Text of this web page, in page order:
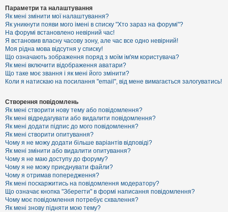
м
и
б
е
з
в
і
д
п
о
в
і
е
й
А
к
т
и
в
н
і
т
е
м
и
Параметри та налаштування
Як мені змінити мої налаштування?
Як уникнути появи мого імені в списку "Хто зараз на форумі"?
На форумі встановлено невірний час!
Я встановив власну часову зону, але час все одно невірний!
Моя рідна мова відсутня у списку!
Що означають зображення поряд з моїм ім'ям користувача?
Як мені включити відображення аватари?
Що таке моє звання і як мені його змінити?
Коли я натискаю на посилання "email", від мене вимагається залогуватись!
Створення повідомлень
Як мені створити нову тему або повідомлення?
Як мені відредагувати або видалити повідомлення?
Як мені додати підпис до мого повідомлення?
Як мені створити опитування?
Чому я не можу додати більше варіантів відповіді?
Як мені змінити або видалити опитування?
Чому я не маю доступу до форуму?
Чому я не можу приєднувати файли?
Чому я отримав попередження?
Як мені поскаржитись на повідомлення модератору?
Що означає кнопка "Зберегти" в формі написання повідомлення?
Чому моє повідомлення потребує схвалення?
Як мені знову підняти мою тему?